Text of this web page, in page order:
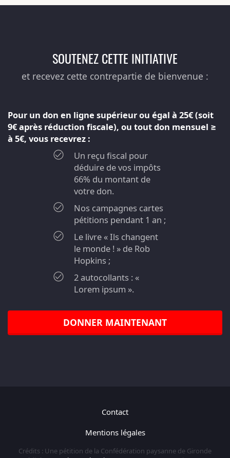
SOUTENEZ CETTE INITIATIVE
et recevez cette contrepartie de bienvenue :
Pour un don en ligne supérieur ou égal à 25€ (soit
9€ après réduction fiscale), ou tout don mensuel ≥
à 5€, vous recevrez :
Un reçu fiscal pour
déduire de vos impôts
66% du montant de
votre don.
Nos campagnes cartes
pétitions pendant 1 an ;
Le livre « Ils changent
le monde ! » de Rob
Hopkins ;
2 autocollants : «
Lorem ipsum ».
DONNER MAINTENANT
Contact
Mentions légales
Crédits : Une pétition de la Confédération paysanne de Gironde